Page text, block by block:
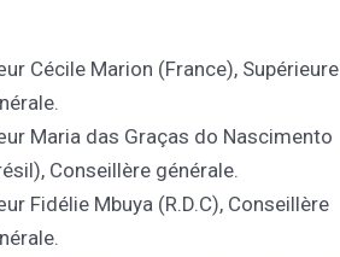
Cécile Marion (France), Supérieure
Maria das Graças do Nascimento
Conseillère générale.
Fidélie Mbuya (R.D.C), Conseillère